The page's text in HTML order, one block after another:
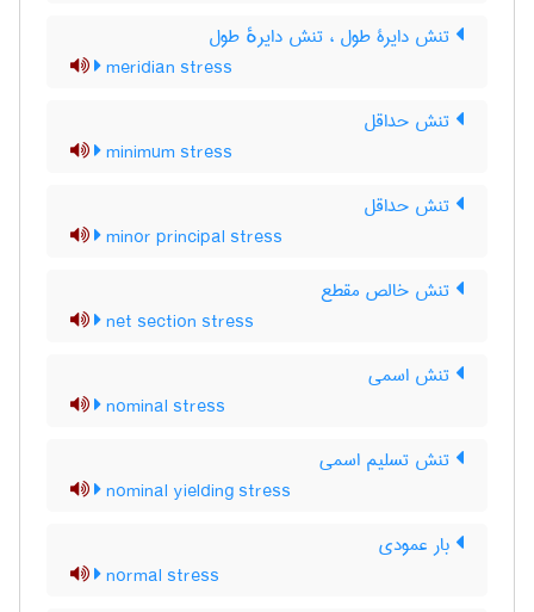
تنش دایرۀ طول ، تنش دایرهٔ طول
meridian stress
تنش حداقل
minimum stress
تنش حداقل
minor principal stress
تنش خالص مقطع
net section stress
تنش اسمی
nominal stress
تنش تسلیم اسمی
nominal yielding stress
بار عمودی
normal stress